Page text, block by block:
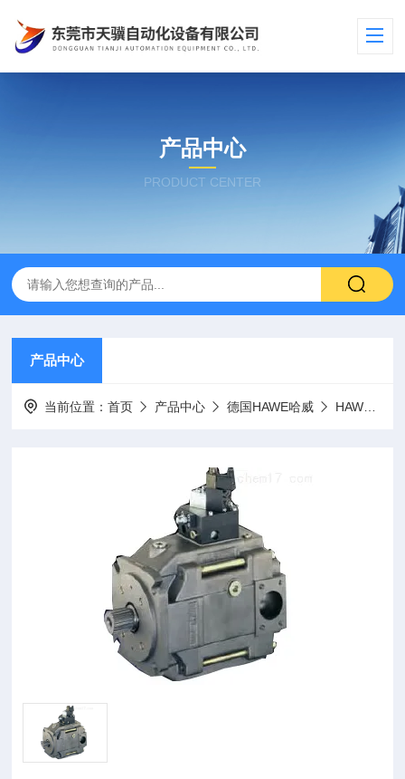
产品中心
PRODUCT CENTER
产品中心
当前位置：首页 产品中心 德国HAWE哈威 HAWE液压配件